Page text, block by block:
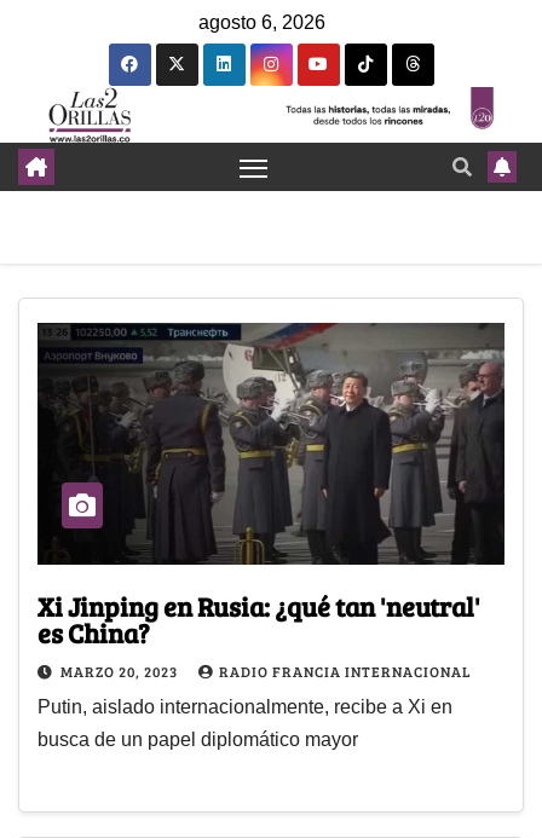
agosto 6, 2026
Xi Jinping en Rusia: ¿qué tan 'neutral'
es China?
MARZO 20, 2023 RADIO FRANCIA INTERNACIONAL
Putin, aislado internacionalmente, recibe a Xi en
busca de un papel diplomático mayor